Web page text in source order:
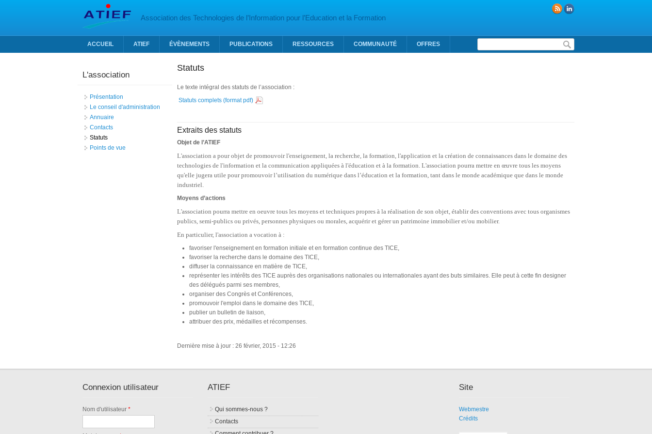
Association des Technologies de l’Information pour l’Education et la Formation
Formulaire de recherche
ACCUEIL ATIEF ÉVÈNEMENTS PUBLICATIONS RESSOURCES COMMUNAUTÉ OFFRES
Statuts
Le texte intégral des statuts de l’association :
Statuts complets (format pdf)
Extraits des statuts
Objet de l’ATIEF
L'association a pour objet de promouvoir l'enseignement, la recherche, la formation, l'application et la création de connaissances dans le domaine des
technologies de l'information et la communication appliquées à l'éducation et à la formation. L'association pourra mettre en œuvre tous les moyens
qu'elle jugera utile pour promouvoir l’utilisation du numérique dans l’éducation et la formation, tant dans le monde académique que dans le monde
industriel.
Moyens d’actions
L'association pourra mettre en oeuvre tous les moyens et techniques propres à la réalisation de son objet, établir des conventions avec tous organismes
publics, semi-publics ou privés, personnes physiques ou morales, acquérir et gérer un patrimoine immobilier et/ou mobilier.
En particulier, l'association a vocation à :
favoriser l'enseignement en formation initiale et en formation continue des TICE,
favoriser la recherche dans le domaine des TICE,
diffuser la connaissance en matière de TICE,
représenter les intérêts des TICE auprès des organisations nationales ou internationales ayant des buts similaires. Elle peut à cette fin designer
des délégués parmi ses membres,
organiser des Congrès et Conférences,
promouvoir l'emploi dans le domaine des TICE,
publier un bulletin de liaison,
attribuer des prix, médailles et récompenses.
Dernière mise à jour : 26 février, 2015 - 12:26
L'association
Présentation
Le conseil d'administration
Annuaire
Contacts
Statuts
Points de vue
Connexion utilisateur
Nom d'utilisateur*
ATIEF
Qui sommes-nous ?
Contacts
Site
Webmestre
Crédits